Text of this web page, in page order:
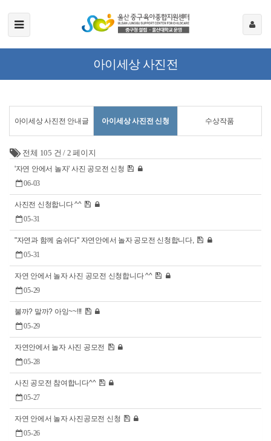
아이세상 사진전
아이세상 사진전 안내글 아이세상 사진전 신청 수상작품
전체 105 건 / 2 페이지
'자연 안에서 놀자' 사진 공모전 신청
06-03
사진전 신청합니다 ^^
05-31
"자연과 함께 숨쉬다" 자연안에서 놀자 공모전 신청합니다,
05-31
자연 안에서 놀자 사진 공모전 신청합니다 ^^
05-29
불까? 말까? 아잉~~!!!
05-29
자연안에서 놀자 사진 공모전
05-28
사진 공모전 참여합니다^^
05-27
자연 안에서 놀자 사진공모전 신청
05-26